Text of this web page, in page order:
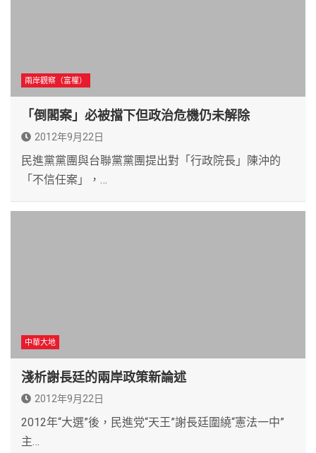
兩岸觀察（富權）
「倒閣案」必被擋下但政治危機仍未解除
2012年9月22日
民進黨黨團與台聯黨黨團提出對「行政院長」陳沖的
「不信任案」，…
中華大地
淺析謝長廷的兩岸政策新論述
2012年9月22日
2012年“大選”後，民進党“天王”謝長廷圍繞“憲法一中”
主…